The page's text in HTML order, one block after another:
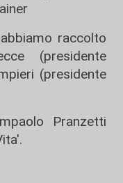
raccolto
(presidente
(presidente
Pranzetti